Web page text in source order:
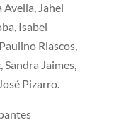
Jahel
Isabel
Riascos,
Jaimes,
Pizarro.